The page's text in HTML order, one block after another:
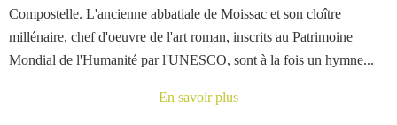
Compostelle. L'ancienne abbatiale de Moissac et son cloître
millénaire, chef d'oeuvre de l'art roman, inscrits au Patrimoine
Mondial de l'Humanité par l'UNESCO, sont à la fois un hymne...
En savoir plus